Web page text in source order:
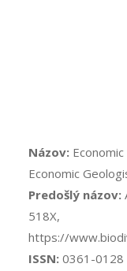
Názov:
Economic
Predošlý názov:
518X,
https://
ISSN:0361-0128